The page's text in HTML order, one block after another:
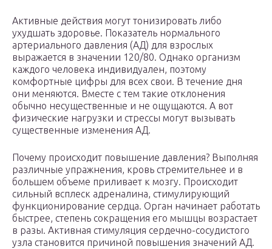
Активные действия могут тонизировать либо
ухудшать здоровье. Показатель нормального
артериального давления (АД) для взрослых
выражается в значении 120/80. Однако организм
каждого человека индивидуален, поэтому
комфортные цифры для всех свои. В течение дня
они меняются. Вместе с тем такие отклонения
обычно несущественные и не ощущаются. А вот
физические нагрузки и стрессы могут вызывать
существенные изменения АД.
Почему происходит повышение давления? Выполняя
различные упражнения, кровь стремительнее и в
большем объеме приливает к мозгу. Происходит
сильный всплеск адреналина, стимулирующий
функционирование сердца. Орган начинает работать
быстрее, степень сокращения его мышцы возрастает
в разы. Активная стимуляция сердечно-сосудистого
узла становится причиной повышения значений АД.